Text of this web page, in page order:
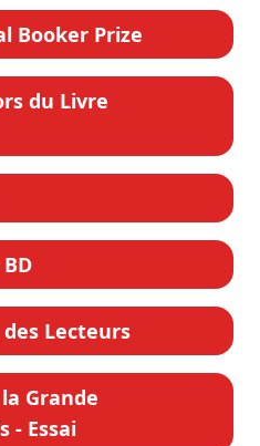
Booker Prize
du Livre
Lecteurs
Grande
- Essai